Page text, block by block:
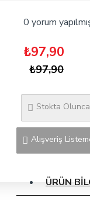
0 yorum
₺97,90
₺97,90
Stokta
Alışveriş
ÜRÜN